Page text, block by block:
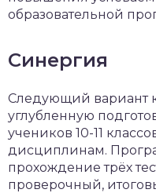
образовательной
Синергия
Следующий вариант
углубленную
учеников 10-11
дисциплинам.
прохождение трёх
проверочный,